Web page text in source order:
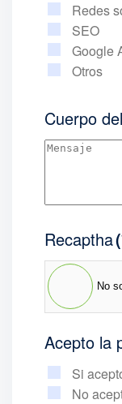
Redes
SEO
Google
Otros
Cuerpo
Recaptha
No
Acepto la
Si
No